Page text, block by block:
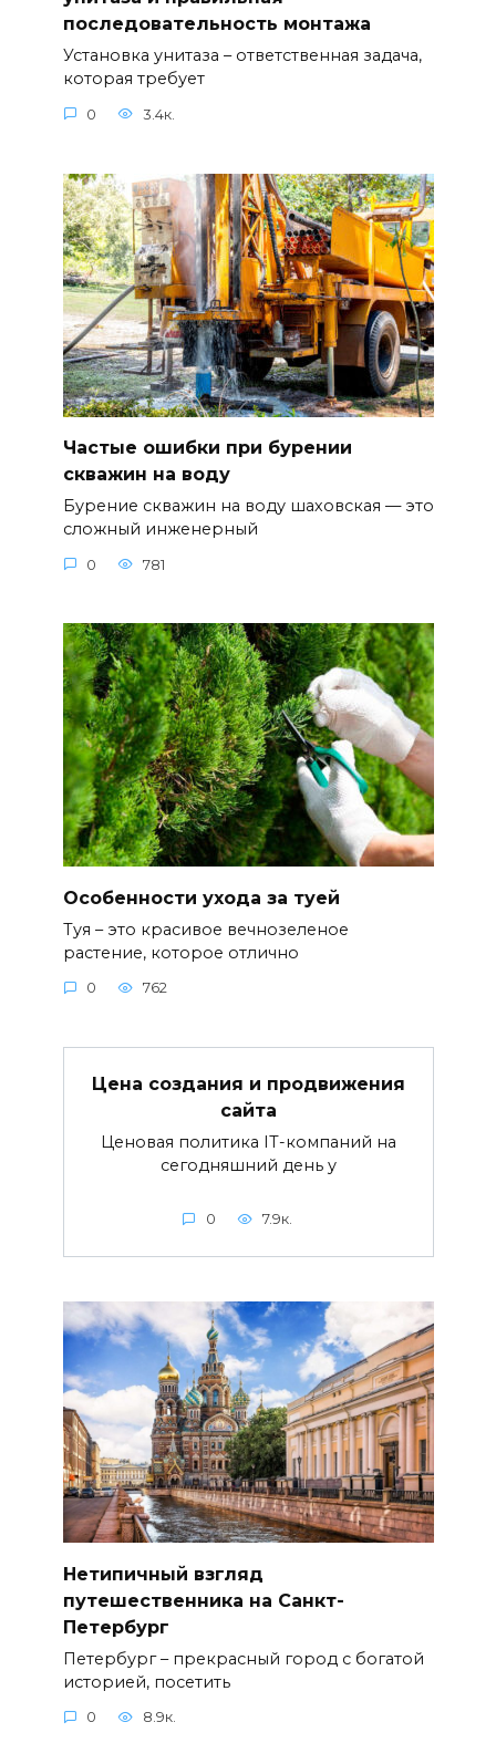
последовательность монтажа
Установка унитаза – ответственная задача,
которая требует
0 3.4к.
Частые ошибки при бурении
скважин на воду
Бурение скважин на воду шаховская — это
сложный инженерный
0 781
Особенности ухода за туей
Туя – это красивое вечнозеленое
растение, которое отлично
0 762
Цена создания и продвижения
сайта
Ценовая политика IT-компаний на
сегодняшний день у
0 7.9к.
Нетипичный взгляд
путешественника на Санкт-
Петербург
Петербург – прекрасный город с богатой
историей, посетить
0 8.9к.